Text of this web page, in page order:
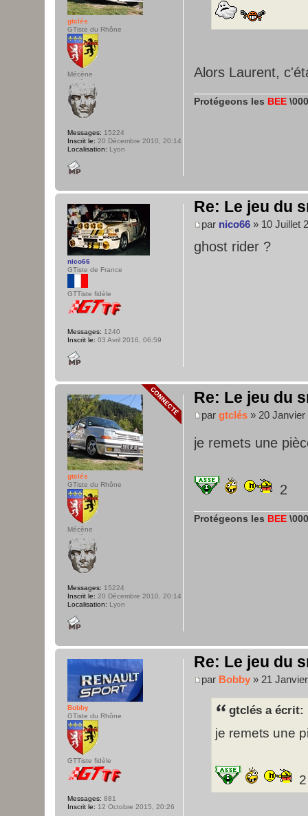
Alors Laurent,
Protégeons les BEE
gtclés
GTiste du Rhône
Mécène
Messages: 15224
Inscrit le: 20 Décembre 2010, 20:14
Localisation: Lyon
Re: Le jeu du
par nico66 » 10 Juillet
ghost rider ?
nico66
GTiste de France
GTTiste fidèle
Messages: 1240
Inscrit le: 03 Avril 2016, 06:59
Re: Le jeu du
par gtclés » 20 Janvier
je remets une
2
Protégeons les BEE
gtclés
GTiste du Rhône
Mécène
Messages: 15224
Inscrit le: 20 Décembre 2010, 20:14
Localisation: Lyon
Re: Le jeu du
par Bobby » 21
gtclés a écrit:
je remets une
2
Bobby
GTiste du Rhône
GTTiste fidèle
Messages: 881
Inscrit le: 12 Octobre 2015, 20:26